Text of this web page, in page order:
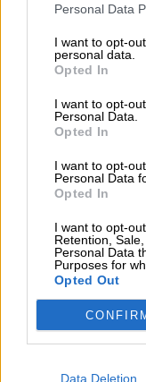
Personal Data
I want to opt-
personal data.
Opted In
I want to opt-
Personal Data.
Opted In
I want to opt-
Personal Data
Opted In
I want to opt-
Retention,
Personal Data
Purposes for
Opted Out
Data Deletion
Pomoc
techniczna
Zapytanie o
3-cell 57Wh
EMAIL